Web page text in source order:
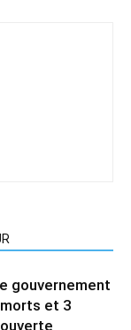
gouvernement
et 3